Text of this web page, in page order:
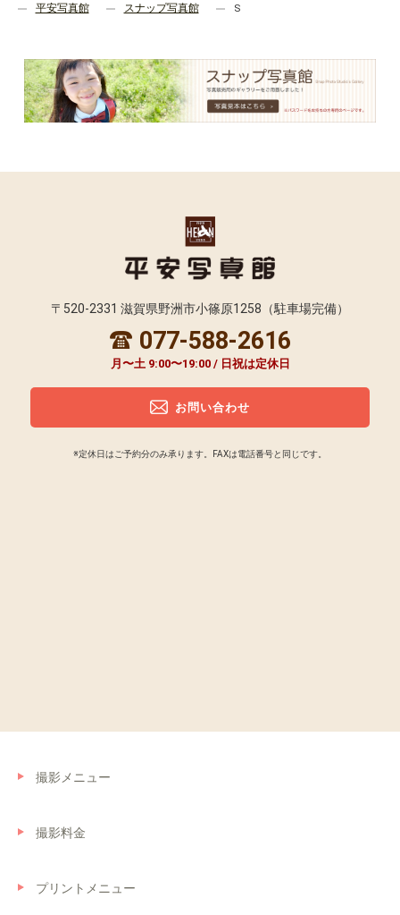
平安写真館 スナップ写真館 S
〒520-2331 滋賀県野洲市小篠原1258（駐車場完備）
077-588-2616
月〜土 9:00〜19:00 / 日祝は定休日
お問い合わせ
※定休日はご予約分のみ承ります。FAXは電話番号と同じです。
撮影メニュー
撮影料金
プリントメニュー